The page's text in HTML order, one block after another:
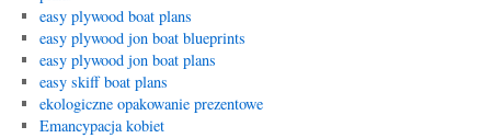
easy plywood boat plans
easy plywood jon boat blueprints
easy plywood jon boat plans
easy skiff boat plans
ekologiczne opakowanie prezentowe
Emancypacja kobiet